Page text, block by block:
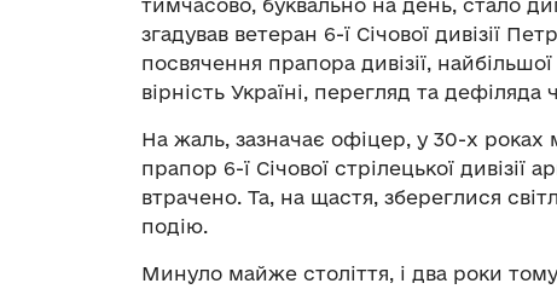
тимчасово, буквально на день, стало
згадував ветеран 6-ї Січової дивізії
посвячення прапора дивізії,
вірність Україні, перегляд та
На жаль, зазначає офіцер, у 30-х роках
прапор 6-ї Січової стрілецької дивізії
втрачено. Та, на щастя, збереглися
подію.
Минуло майже століття, і два роки